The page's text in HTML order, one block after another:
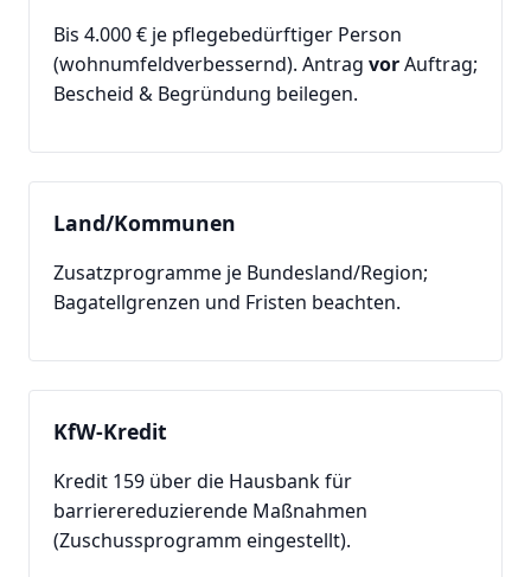
Bis 4.000 € je pflegebedürftiger Person
(wohnumfeldverbessernd). Antrag vorAuftrag;
Bescheid & Begründung beilegen.
Land/Kommunen
Zusatzprogramme je Bundesland/Region;
Bagatellgrenzen und Fristen beachten.
KfW-Kredit
Kredit 159 über die Hausbank für
barrierereduzierende Maßnahmen
(Zuschussprogramm eingestellt).